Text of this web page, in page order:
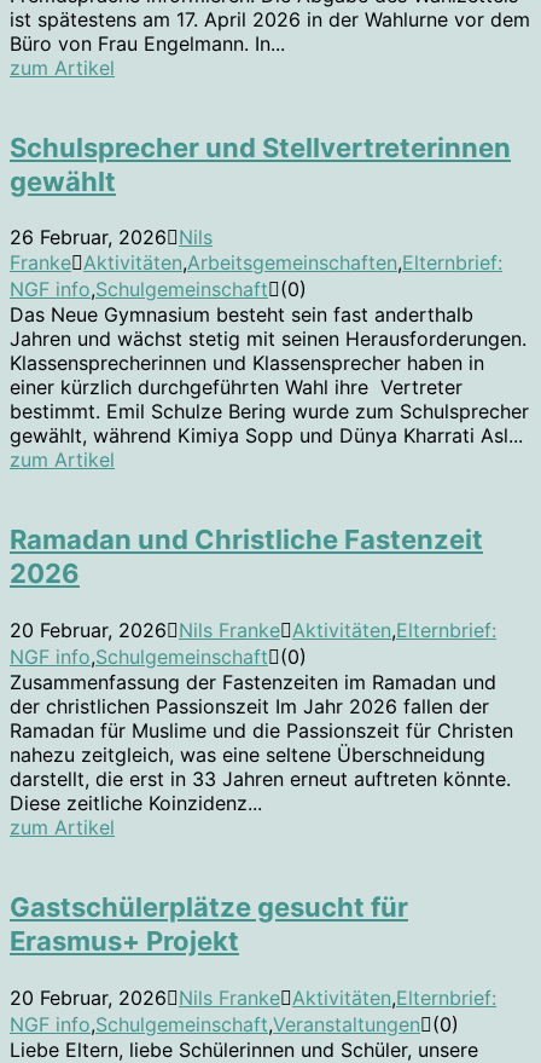
ist spätestens am 17. April 2026 in der Wahlurne vor dem
Büro von Frau Engelmann. In...
zum Artikel
Schulsprecher und Stellvertreterinnen
gewählt
26 Februar, 2026 Nils
Franke Aktivitäten,Arbeitsgemeinschaften,Elternbrief:
NGF info,Schulgemeinschaft (0)
Das Neue Gymnasium besteht sein fast anderthalb
Jahren und wächst stetig mit seinen Herausforderungen.
Klassensprecherinnen und Klassensprecher haben in
einer kürzlich durchgeführten Wahl ihre Vertreter
bestimmt. Emil Schulze Bering wurde zum Schulsprecher
gewählt, während Kimiya Sopp und Dünya Kharrati Asl...
zum Artikel
Ramadan und Christliche Fastenzeit
2026
20 Februar, 2026 Nils Franke Aktivitäten,Elternbrief:
NGF info,Schulgemeinschaft (0)
Zusammenfassung der Fastenzeiten im Ramadan und
der christlichen Passionszeit Im Jahr 2026 fallen der
Ramadan für Muslime und die Passionszeit für Christen
nahezu zeitgleich, was eine seltene Überschneidung
darstellt, die erst in 33 Jahren erneut auftreten könnte.
Diese zeitliche Koinzidenz...
zum Artikel
Gastschülerplätze gesucht für
Erasmus+ Projekt
20 Februar, 2026 Nils Franke Aktivitäten,Elternbrief:
NGF info,Schulgemeinschaft,Veranstaltungen (0)
Liebe Eltern, liebe Schülerinnen und Schüler, unsere